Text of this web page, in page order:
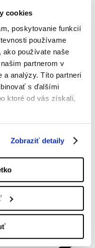
cookies
poskytovanie funkcií
používame
ako používate naše
partnerom v
a analýzy. Títo partneri
s ďalšími
ktoré od vás získali,
Zobraziť detaily